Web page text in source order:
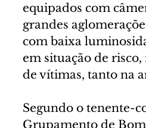
equipados com
grandes
com baixa
em situação de
de vítimas, tanto na
Segundo o tenente-
Grupamento de